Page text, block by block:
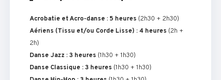
Acrobatie et Acro-danse : 5 heures (2h30 + 2h30)
Aériens (Tissu et/ou Corde Lisse) : 4 heures (2h +
2h)
Danse Jazz : 3 heures (1h30 + 1h30)
Danse Classique : 3 heures (1h30 + 1h30)